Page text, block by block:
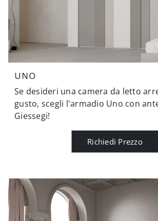
UNO
Se desideri una camera da letto
gusto, scegli l'armadio Uno con
Giessegi!
Richiedi Prezzo